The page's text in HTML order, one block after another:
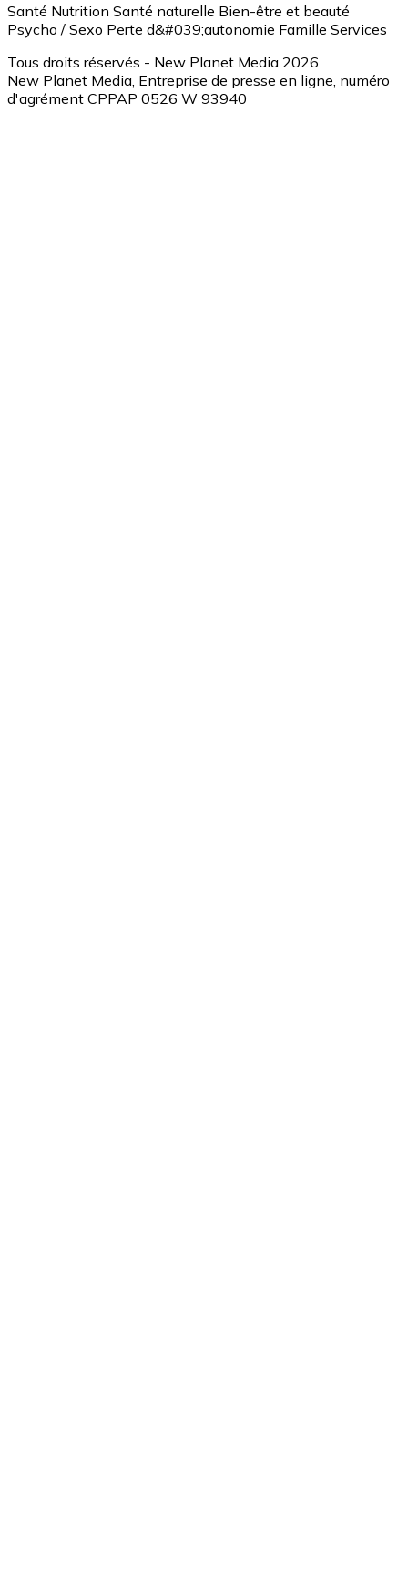
Santé Nutrition Santé naturelle Bien-être et beauté
Psycho / Sexo Perte d&#039;autonomie Famille Services
Tous droits réservés - New Planet Media 2026
New Planet Media, Entreprise de presse en ligne, numéro
d'agrément CPPAP 0526 W 93940